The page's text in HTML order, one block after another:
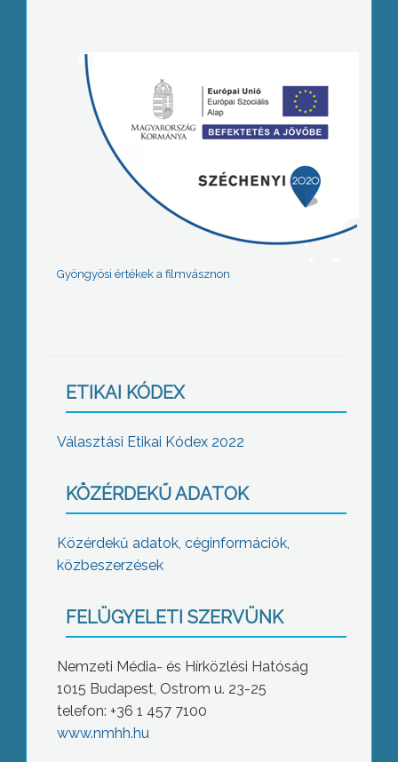
Gyöngyösi értékek a filmvásznon
ETIKAI KÓDEX
Választási Etikai Kódex 2022
KÖZÉRDEKŰ ADATOK
Közérdekű adatok, céginformációk,
közbeszerzések
FELÜGYELETI SZERVÜNK
Nemzeti Média- és Hírközlési Hatóság
1015 Budapest, Ostrom u. 23-25
telefon: +36 1 457 7100
www.nmhh.hu